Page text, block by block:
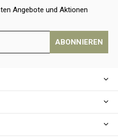
Angebote und Aktionen
ABONNIEREN